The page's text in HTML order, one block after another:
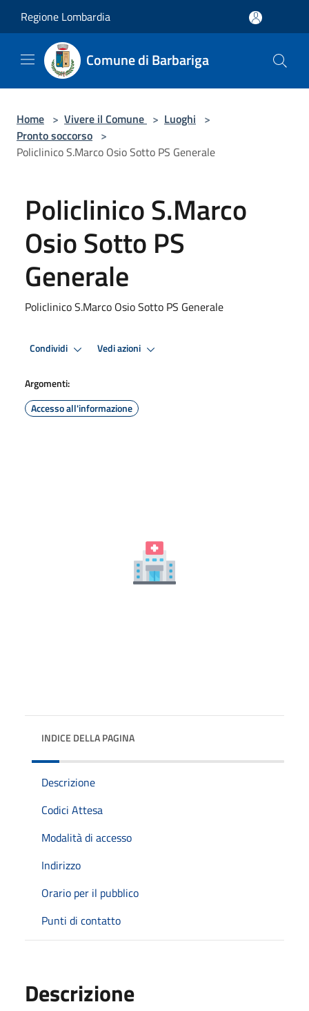
Regione Lombardia
Comune di Barbariga
Home > Vivere il Comune > Luoghi >
Pronto soccorso >
Policlinico S.Marco Osio Sotto PS Generale
Policlinico S.Marco
Osio Sotto PS
Generale
Policlinico S.Marco Osio Sotto PS Generale
Condividi Vedi azioni
Argomenti:
Accesso all'informazione
INDICE DELLA PAGINA
Descrizione
Codici Attesa
Modalità di accesso
Indirizzo
Orario per il pubblico
Punti di contatto
Descrizione